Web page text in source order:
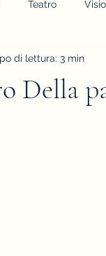
Teatro
Della
di lettura: 3 min